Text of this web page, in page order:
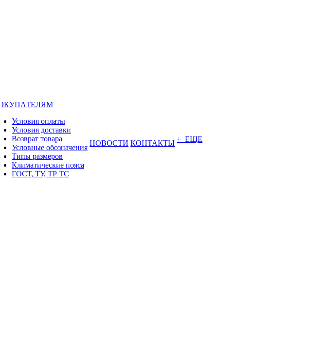
Условия оплаты
Условия доставки
Возврат товара
Условные обозначения
Типы размеров
Климатические пояса
ГОСТ, ТУ, ТР ТС
НОВОСТИ КОНТАКТЫ + ЕЩЕ